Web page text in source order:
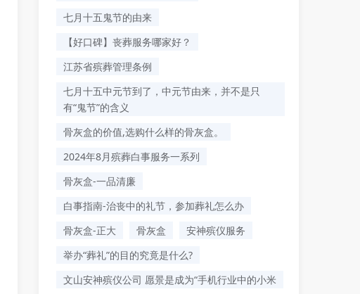
七月十五鬼节的由来
【好口碑】丧葬服务哪家好？
江苏省殡葬管理条例
七月十五中元节到了，中元节由来，并不是只
有“鬼节”的含义
骨灰盒的价值,选购什么样的骨灰盒。
2024年8月殡葬白事服务一系列
骨灰盒-一品清廉
白事指南-治丧中的礼节，参加葬礼怎么办
骨灰盒-正大
骨灰盒
安神殡仪服务
举办“葬礼”的目的究竟是什么?
文山安神殡仪公司 愿景是成为“手机行业中的小米